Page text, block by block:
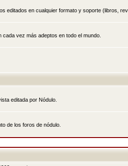
editados en cualquier formato y soporte (libros,
vez más adeptos en todo el mundo.
editada por Nódulo.
de los foros de nódulo.